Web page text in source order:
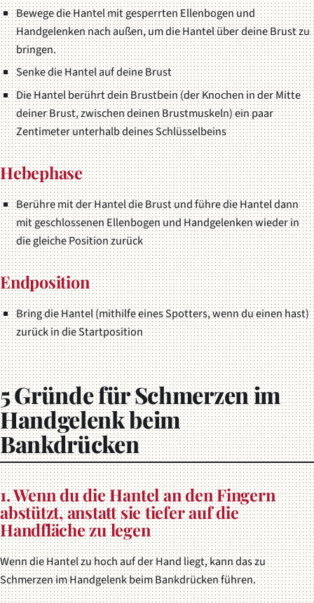
Bewege die Hantel mit gesperrten Ellenbogen und
Handgelenken nach außen, um die Hantel über deine Brust zu
bringen.
Senke die Hantel auf deine Brust
Die Hantel berührt dein Brustbein (der Knochen in der Mitte
deiner Brust, zwischen deinen Brustmuskeln) ein paar
Zentimeter unterhalb deines Schlüsselbeins
Hebephase
Berühre mit der Hantel die Brust und führe die Hantel dann
mit geschlossenen Ellenbogen und Handgelenken wieder in
die gleiche Position zurück
Endposition
Bring die Hantel (mithilfe eines Spotters, wenn du einen hast)
zurück in die Startposition
5 Gründe für Schmerzen im
Handgelenk beim
Bankdrücken
1. Wenn du die Hantel an den Fingern
abstützt, anstatt sie tiefer auf die
Handfläche zu legen
Wenn die Hantel zu hoch auf der Hand liegt, kann das zu
Schmerzen im Handgelenk beim Bankdrücken führen.